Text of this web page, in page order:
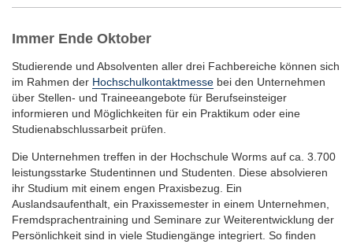
Immer Ende Oktober
Studierende und Absolventen aller drei Fachbereiche können sich
im Rahmen der Hochschulkontaktmesse bei den Unternehmen
über Stellen- und Traineeangebote für Berufseinsteiger
informieren und Möglichkeiten für ein Praktikum oder eine
Studienabschlussarbeit prüfen.
Die Unternehmen treffen in der Hochschule Worms auf ca. 3.700
leistungsstarke Studentinnen und Studenten. Diese absolvieren
ihr Studium mit einem engen Praxisbezug. Ein
Auslandsaufenthalt, ein Praxissemester in einem Unternehmen,
Fremdsprachentraining und Seminare zur Weiterentwicklung der
Persönlichkeit sind in viele Studiengänge integriert. So finden